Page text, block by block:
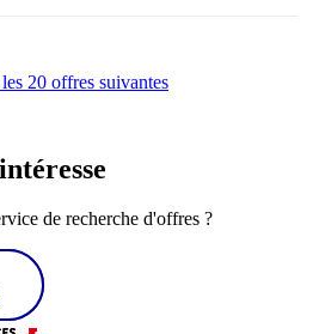
20 offres suivantes
de recherche d'offres ?